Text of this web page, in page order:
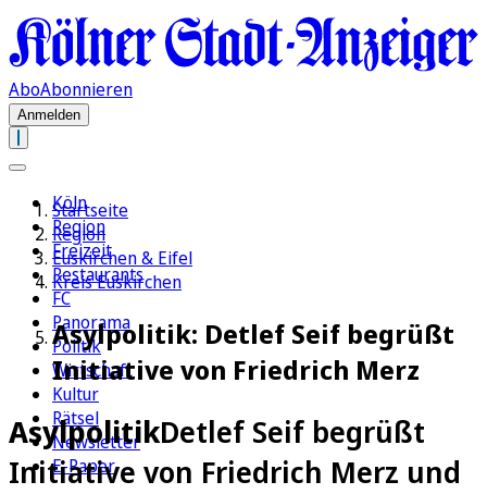
AboAbonnieren
Anmelden
Köln
Region
Freizeit
Restaurants
FC
Panorama
Politik
Wirtschaft
Kultur
Rätsel
Newsletter
E-Paper
Startseite
Region
Euskirchen & Eifel
Kreis Euskirchen
Asylpolitik: Detlef Seif begrüßt
Initiative von Friedrich Merz
AsylpolitikDetlef Seif begrüßt
Initiative von Friedrich Merz und